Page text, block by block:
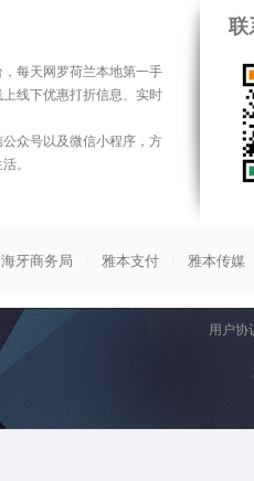
每天网罗荷兰本地第一手
线下优惠打折信息、实时
众号以及微信小程序，方
。
联
海牙商务局 雅本支付 雅本传媒
用户协